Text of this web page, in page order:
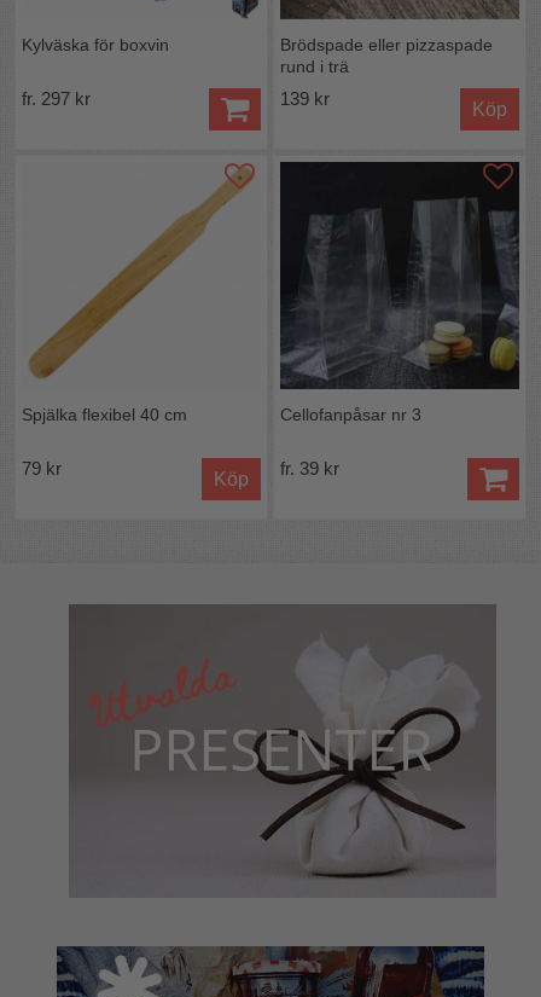
Kylväska för boxvin
fr. 297 kr
Brödspade eller pizzaspade
rund i trä
139 kr
Köp
Spjälka flexibel 40 cm
79 kr
Köp
Cellofanpåsar nr 3
fr. 39 kr